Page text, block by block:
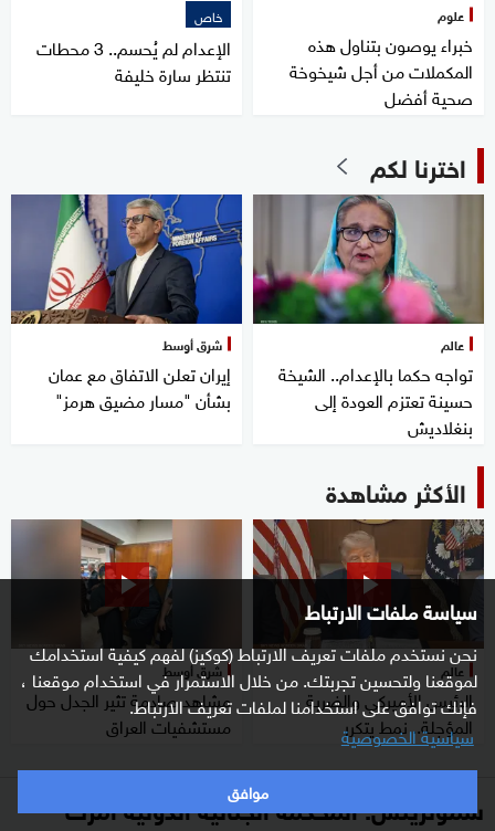
سياسة ملفات الارتباط
نحن نستخدم ملفات تعريف الارتباط (كوكيز) لفهم كيفية استخدامك
لموقعنا ولتحسين تجربتك. من خلال الاستمرار في استخدام موقعنا ،
فإنك توافق على استخدامنا لملفات تعريف الارتباط.
سياسية الخصوصية
موافق
علوم
خبراء يوصون بتناول هذه
المكملات من أجل شيخوخة
صحية أفضل
خاص
الإعدام لم يُحسم.. 3 محطات
تنتظر سارة خليفة
اخترنا لكم
عالم
تواجه حكما بالإعدام.. الشيخة
حسينة تعتزم العودة إلى
بنغلاديش
شرق أوسط
إيران تعلن الاتفاق مع عمان
بشأن "مسار مضيق هرمز"
الأكثر مشاهدة
عالم
الرئيس الأميركي والضربة
المؤجلة.. نمط يتكرر
شرق أوسط
مشاهد صادمة تثير الجدل حول
مستشفيات العراق
سموتريتش: المحكمة الجنائية الدولية أمرت